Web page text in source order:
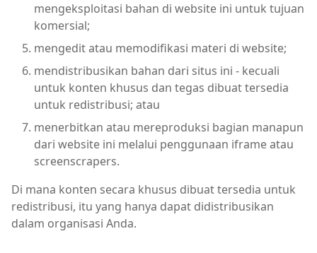
mengeksploitasi bahan di website ini untuk tujuan
komersial;
mengedit atau memodifikasi materi di website;
mendistribusikan bahan dari situs ini - kecuali
untuk konten khusus dan tegas dibuat tersedia
untuk redistribusi; atau
menerbitkan atau mereproduksi bagian manapun
dari website ini melalui penggunaan iframe atau
screenscrapers.
Di mana konten secara khusus dibuat tersedia untuk
redistribusi, itu yang hanya dapat didistribusikan
dalam organisasi Anda.